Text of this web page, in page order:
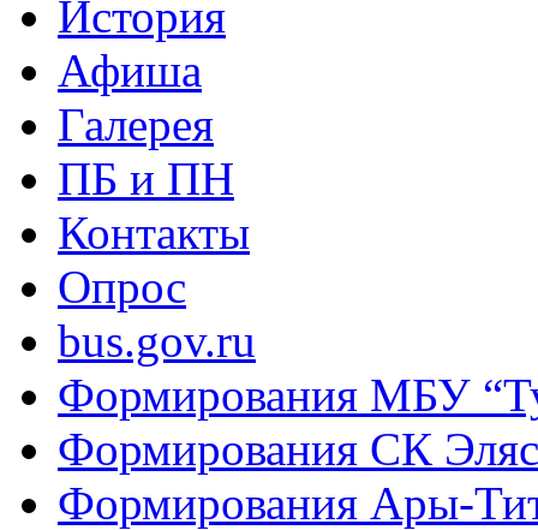
История
Афиша
Галерея
ПБ и ПН
Контакты
Опрос
bus.gov.ru
Формирования МБУ
Формирования СК
Формирования Ары-